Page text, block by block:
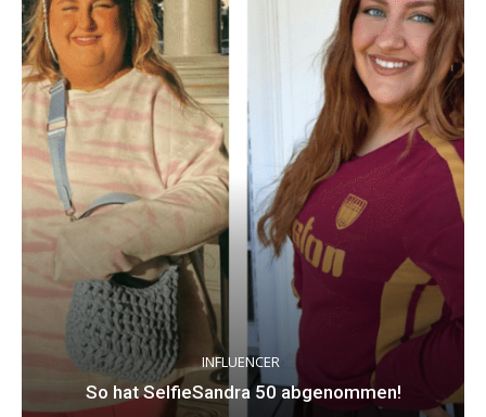
INFLUENCER
So hat SelfieSandra 50 abgenommen!